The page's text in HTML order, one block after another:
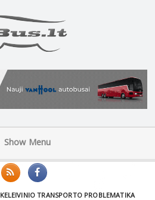
Show Menu
KELEIVINIO TRANSPORTO PROBLEMATIKA